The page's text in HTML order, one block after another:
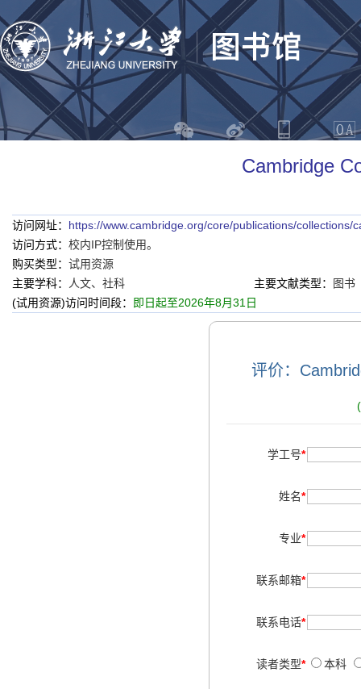
Cambridge
访问网址： https://www.cambridge.org/core/publications/collections/
访问方式： 校内IP控制使用。
购买类型： 试用资源
主要学科：
人文、社科 主要文献类型：
图书
(试用资源)访问时间段：
即日起至2026年8月31日
评价：
学工号*
姓名*
专业*
联系邮箱*
联系电话*
读者类型* 本科